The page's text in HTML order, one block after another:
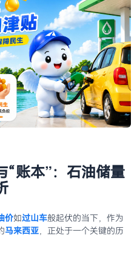
“账本”：石油储量
价如过山车般起伏的当下，作为
马来西亚 ，正处于一个关键的历